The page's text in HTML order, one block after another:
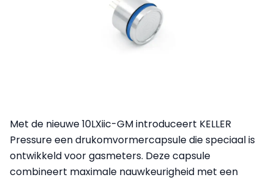
Met de nieuwe 10LXiic-GM introduceert KELLER
Pressure een drukomvormercapsule die speciaal is
ontwikkeld voor gasmeters. Deze capsule
combineert maximale nauwkeurigheid met een